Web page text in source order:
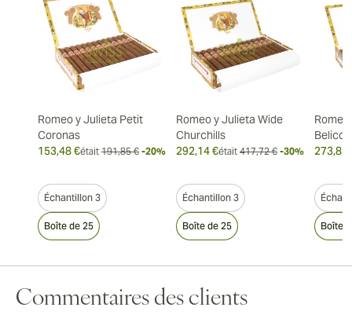
Romeo y Julieta Petit
Coronas
153,48 €était 191,85 € -20%
Échantillon 3
Boîte de 25
Romeo y Julieta Wide
Churchills
292,14 €était 417,72 € -30%
Échantillon 3
Boîte de 25
273,83
Boîte
Commentaires des clients